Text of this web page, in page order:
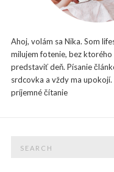
Ahoj, volám sa Nika. Som
milujem fotenie, bez ktorého
predstaviť deň. Písanie
srdcovka a vždy ma upokojí.
príjemné čítanie